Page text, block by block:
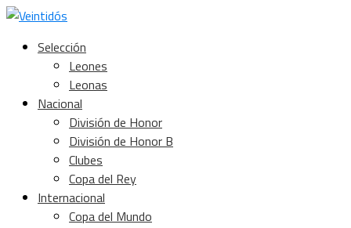
Selección
Leones
Leonas
Nacional
División de Honor
División de Honor B
Clubes
Copa del Rey
Internacional
Copa del Mundo